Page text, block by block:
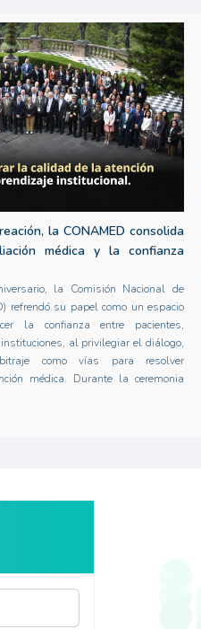
la CONAMED consolida
médica y la confianza
la Comisión Nacional de
refrendó su papel como un espacio
la confianza entre pacientes,
al privilegiar el diálogo,
como vías para resolver
médica. Durante la ceremonia